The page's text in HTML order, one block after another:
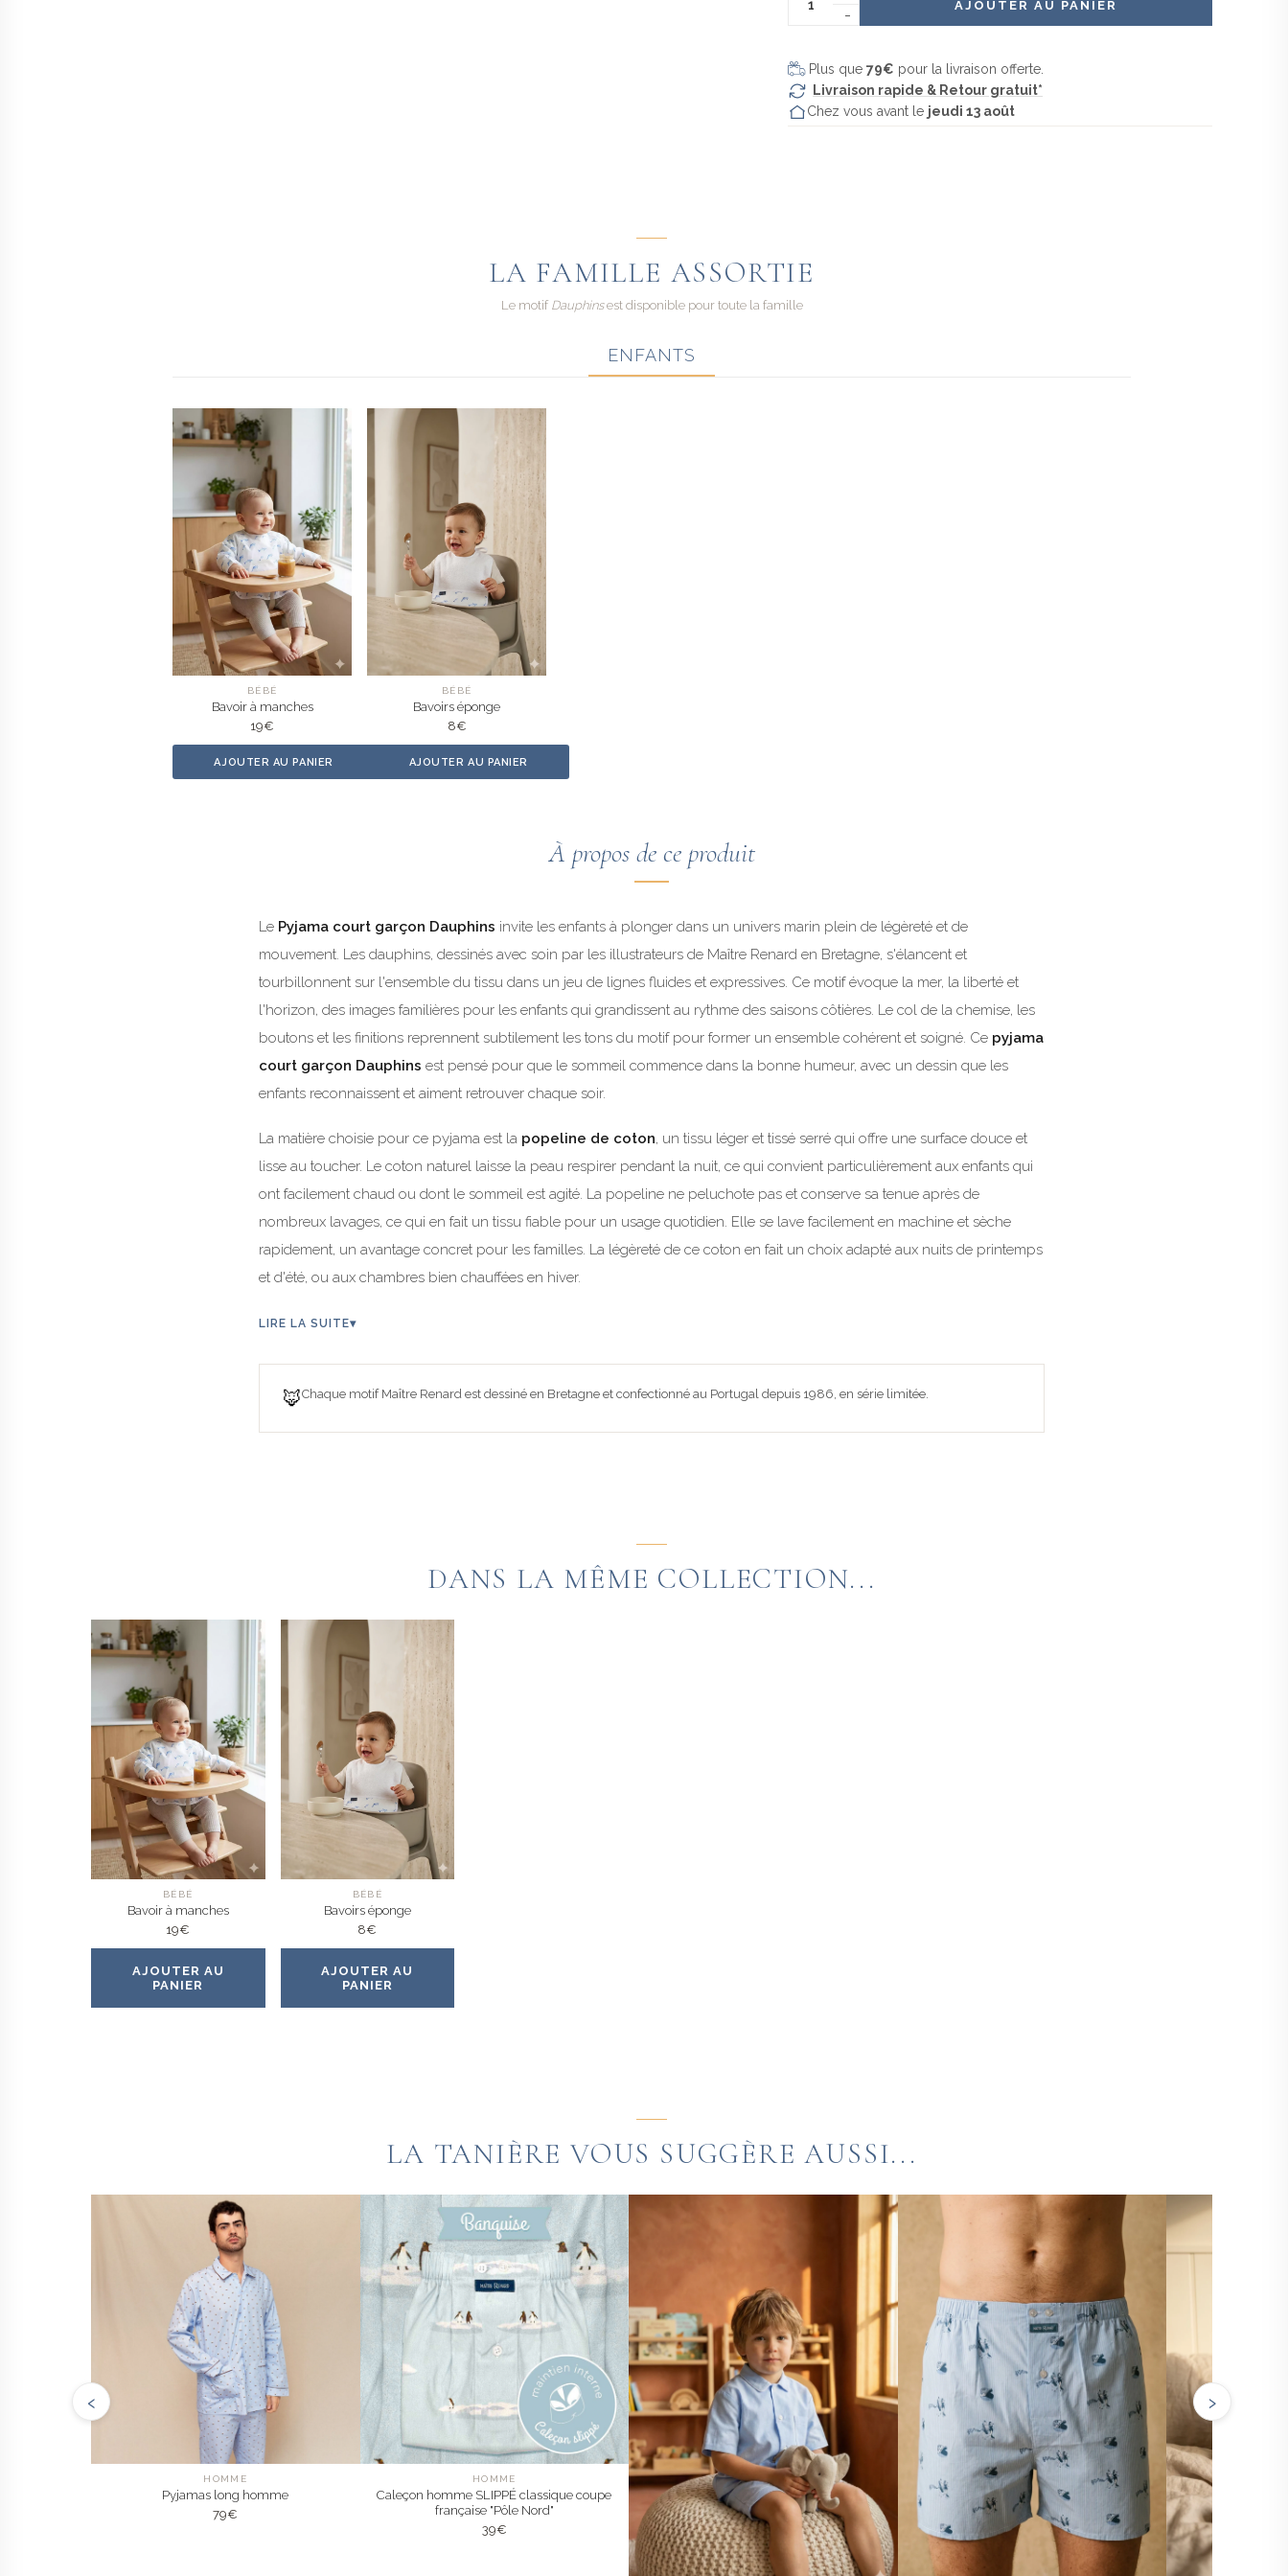
garçon
-
Dauphins
AJOUTER AU PANIER
Plus que 79€ pour la livraison offerte.
Livraison rapide & Retour gratuit*
Chez vous avant le jeudi 13 août
LA FAMILLE ASSORTIE
Le motif Dauphinsest disponible pour toute la famille
ENFANTS
BÉBÉ
Bavoir à manches
19€
AJOUTER AU PANIER
BÉBÉ
Bavoirs éponge
8€
AJOUTER AU PANIER
À propos de ce produit
Le Pyjama court garçon Dauphins invite les enfants à plonger dans un univers marin plein de légèreté et de
mouvement. Les dauphins, dessinés avec soin par les illustrateurs de Maître Renard en Bretagne, s'élancent et
tourbillonnent sur l'ensemble du tissu dans un jeu de lignes fluides et expressives. Ce motif évoque la mer, la liberté et
l'horizon, des images familières pour les enfants qui grandissent au rythme des saisons côtières. Le col de la chemise, les
boutons et les finitions reprennent subtilement les tons du motif pour former un ensemble cohérent et soigné. Ce pyjama
court garçon Dauphins est pensé pour que le sommeil commence dans la bonne humeur, avec un dessin que les
enfants reconnaissent et aiment retrouver chaque soir.
La matière choisie pour ce pyjama est la popeline de coton, un tissu léger et tissé serré qui offre une surface douce et
lisse au toucher. Le coton naturel laisse la peau respirer pendant la nuit, ce qui convient particulièrement aux enfants qui
ont facilement chaud ou dont le sommeil est agité. La popeline ne peluchote pas et conserve sa tenue après de
nombreux lavages, ce qui en fait un tissu fiable pour un usage quotidien. Elle se lave facilement en machine et sèche
rapidement, un avantage concret pour les familles. La légèreté de ce coton en fait un choix adapté aux nuits de printemps
et d'été, ou aux chambres bien chauffées en hiver.
LIRE LA SUITE▾
🦊Chaque motif Maître Renard est dessiné en Bretagne et confectionné au Portugal depuis 1986, en série limitée.
DANS LA MÊME COLLECTION...
BÉBÉ
Bavoir à manches
19€
AJOUTER AU
PANIER
BÉBÉ
Bavoirs éponge
8€
AJOUTER AU
PANIER
LA TANIÈRE VOUS SUGGÈRE AUSSI...
‹
HOMME
Pyjamas long homme
79€
HOMME
Caleçon homme SLIPPÉ classique coupe
française "Pôle Nord"
39€
›